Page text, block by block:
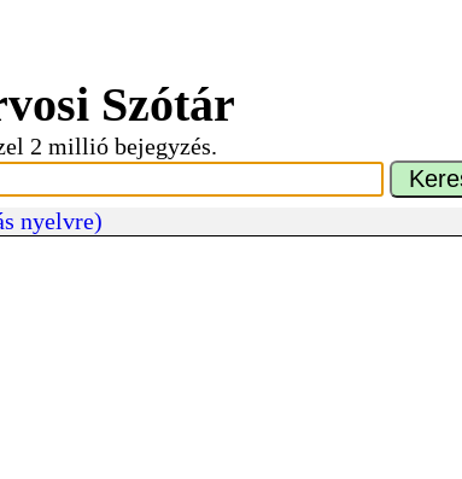
Szótár
2 millió bejegyzés.
nyelvre)